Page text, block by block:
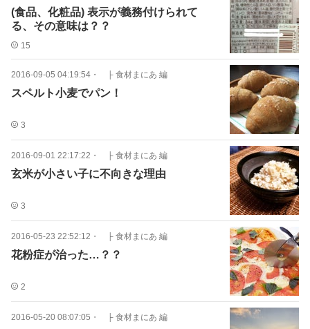
(食品、化粧品) 表示が義務付けられて
る、その意味は？？
15
2016-09-05 04:19:54 ・ ├ 食材まにあ 編
スペルト小麦でパン！
3
2016-09-01 22:17:22 ・ ├ 食材まにあ 編
玄米が小さい子に不向きな理由
3
2016-05-23 22:52:12 ・ ├ 食材まにあ 編
花粉症が治った…？？
2
2016-05-20 08:07:05 ・ ├ 食材まにあ 編